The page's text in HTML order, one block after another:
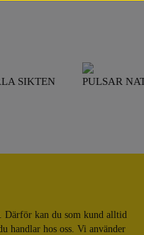
SIKTEN PULSAR
Därför kan du som kund alltid
handlar hos oss. Vi använder